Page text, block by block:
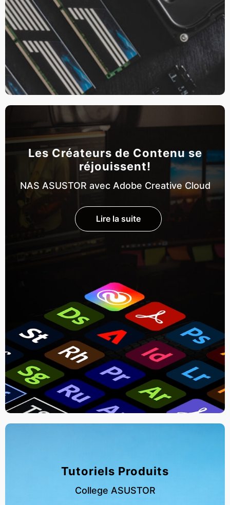
Les Créateurs de Contenu se
réjouissent!
NAS ASUSTOR avec Adobe Creative Cloud
Lire la suite
Tutoriels Produits
College ASUSTOR